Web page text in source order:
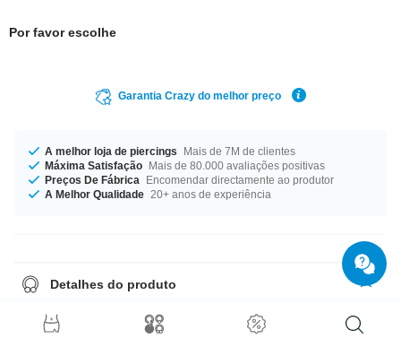
Por favor escolhe
Garantia Crazy do melhor preço
A melhor loja de piercings
Mais de 7M de clientes
Máxima Satisfação Mais de 80.000 avaliações positivas
Preços De Fábrica
Encomendar directamente ao produtor
A Melhor Qualidade 20+ anos de experiência
Detalhes do produto
casaco, calças, mala, mochila, ou para tudo o que fica ainda melhor com
um pin. Estampado digital de alta qualidade com folha brilhante de